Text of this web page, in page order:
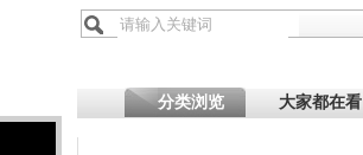
分类浏览 大家都在看